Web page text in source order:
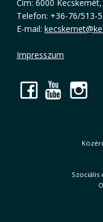
Cím: 6000
Telefon: +36-76/513-
E-mail:
Impresszum
Szociális